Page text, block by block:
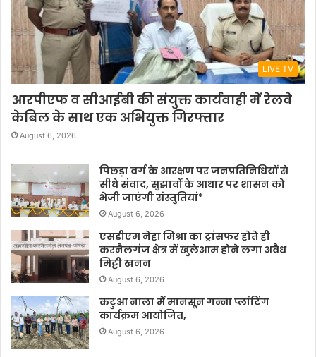
LIVE TV
आरपीएफ व सीआईबी की संयुक्त कार्यवाही में रेलवे
केबिल के साथ एक अभियुक्त गिरफ्तार
August 6, 2026
पिछड़ा वर्ग के आरक्षण पर जनप्रतिनिधियों से
सीधे संवाद, सुझावों के आधार पर शासन को
भेजी जाएंगी संस्तुतियां*
August 6, 2026
एसडीएम नेहा मिश्रा का ट्रांसफर होते ही
करनैलगंज क्षेत्र में खुलेआम होने लगा अवैध
मिट्टी खनन
August 6, 2026
कटुआ नाला में मानसून गन्ना प्लांटिंग
कार्यक्रम आयोजित,
August 6, 2026